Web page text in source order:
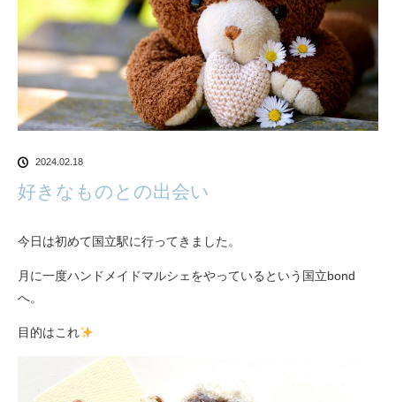
2024.02.18
好きなものとの出会い
今日は初めて国立駅に行ってきました。
月に一度ハンドメイドマルシェをやっているという国立bond
へ。
目的はこれ